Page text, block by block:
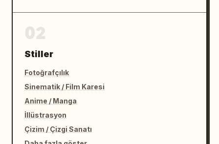
Stiller
Fotoğrafçılık
Sinematik / Film Karesi
Anime / Manga
İllüstrasyon
Çizim / Çizgi Sanatı